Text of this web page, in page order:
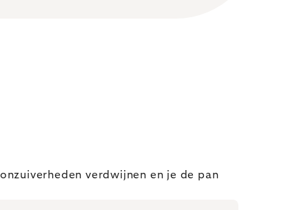
verdwijnen en je de pan